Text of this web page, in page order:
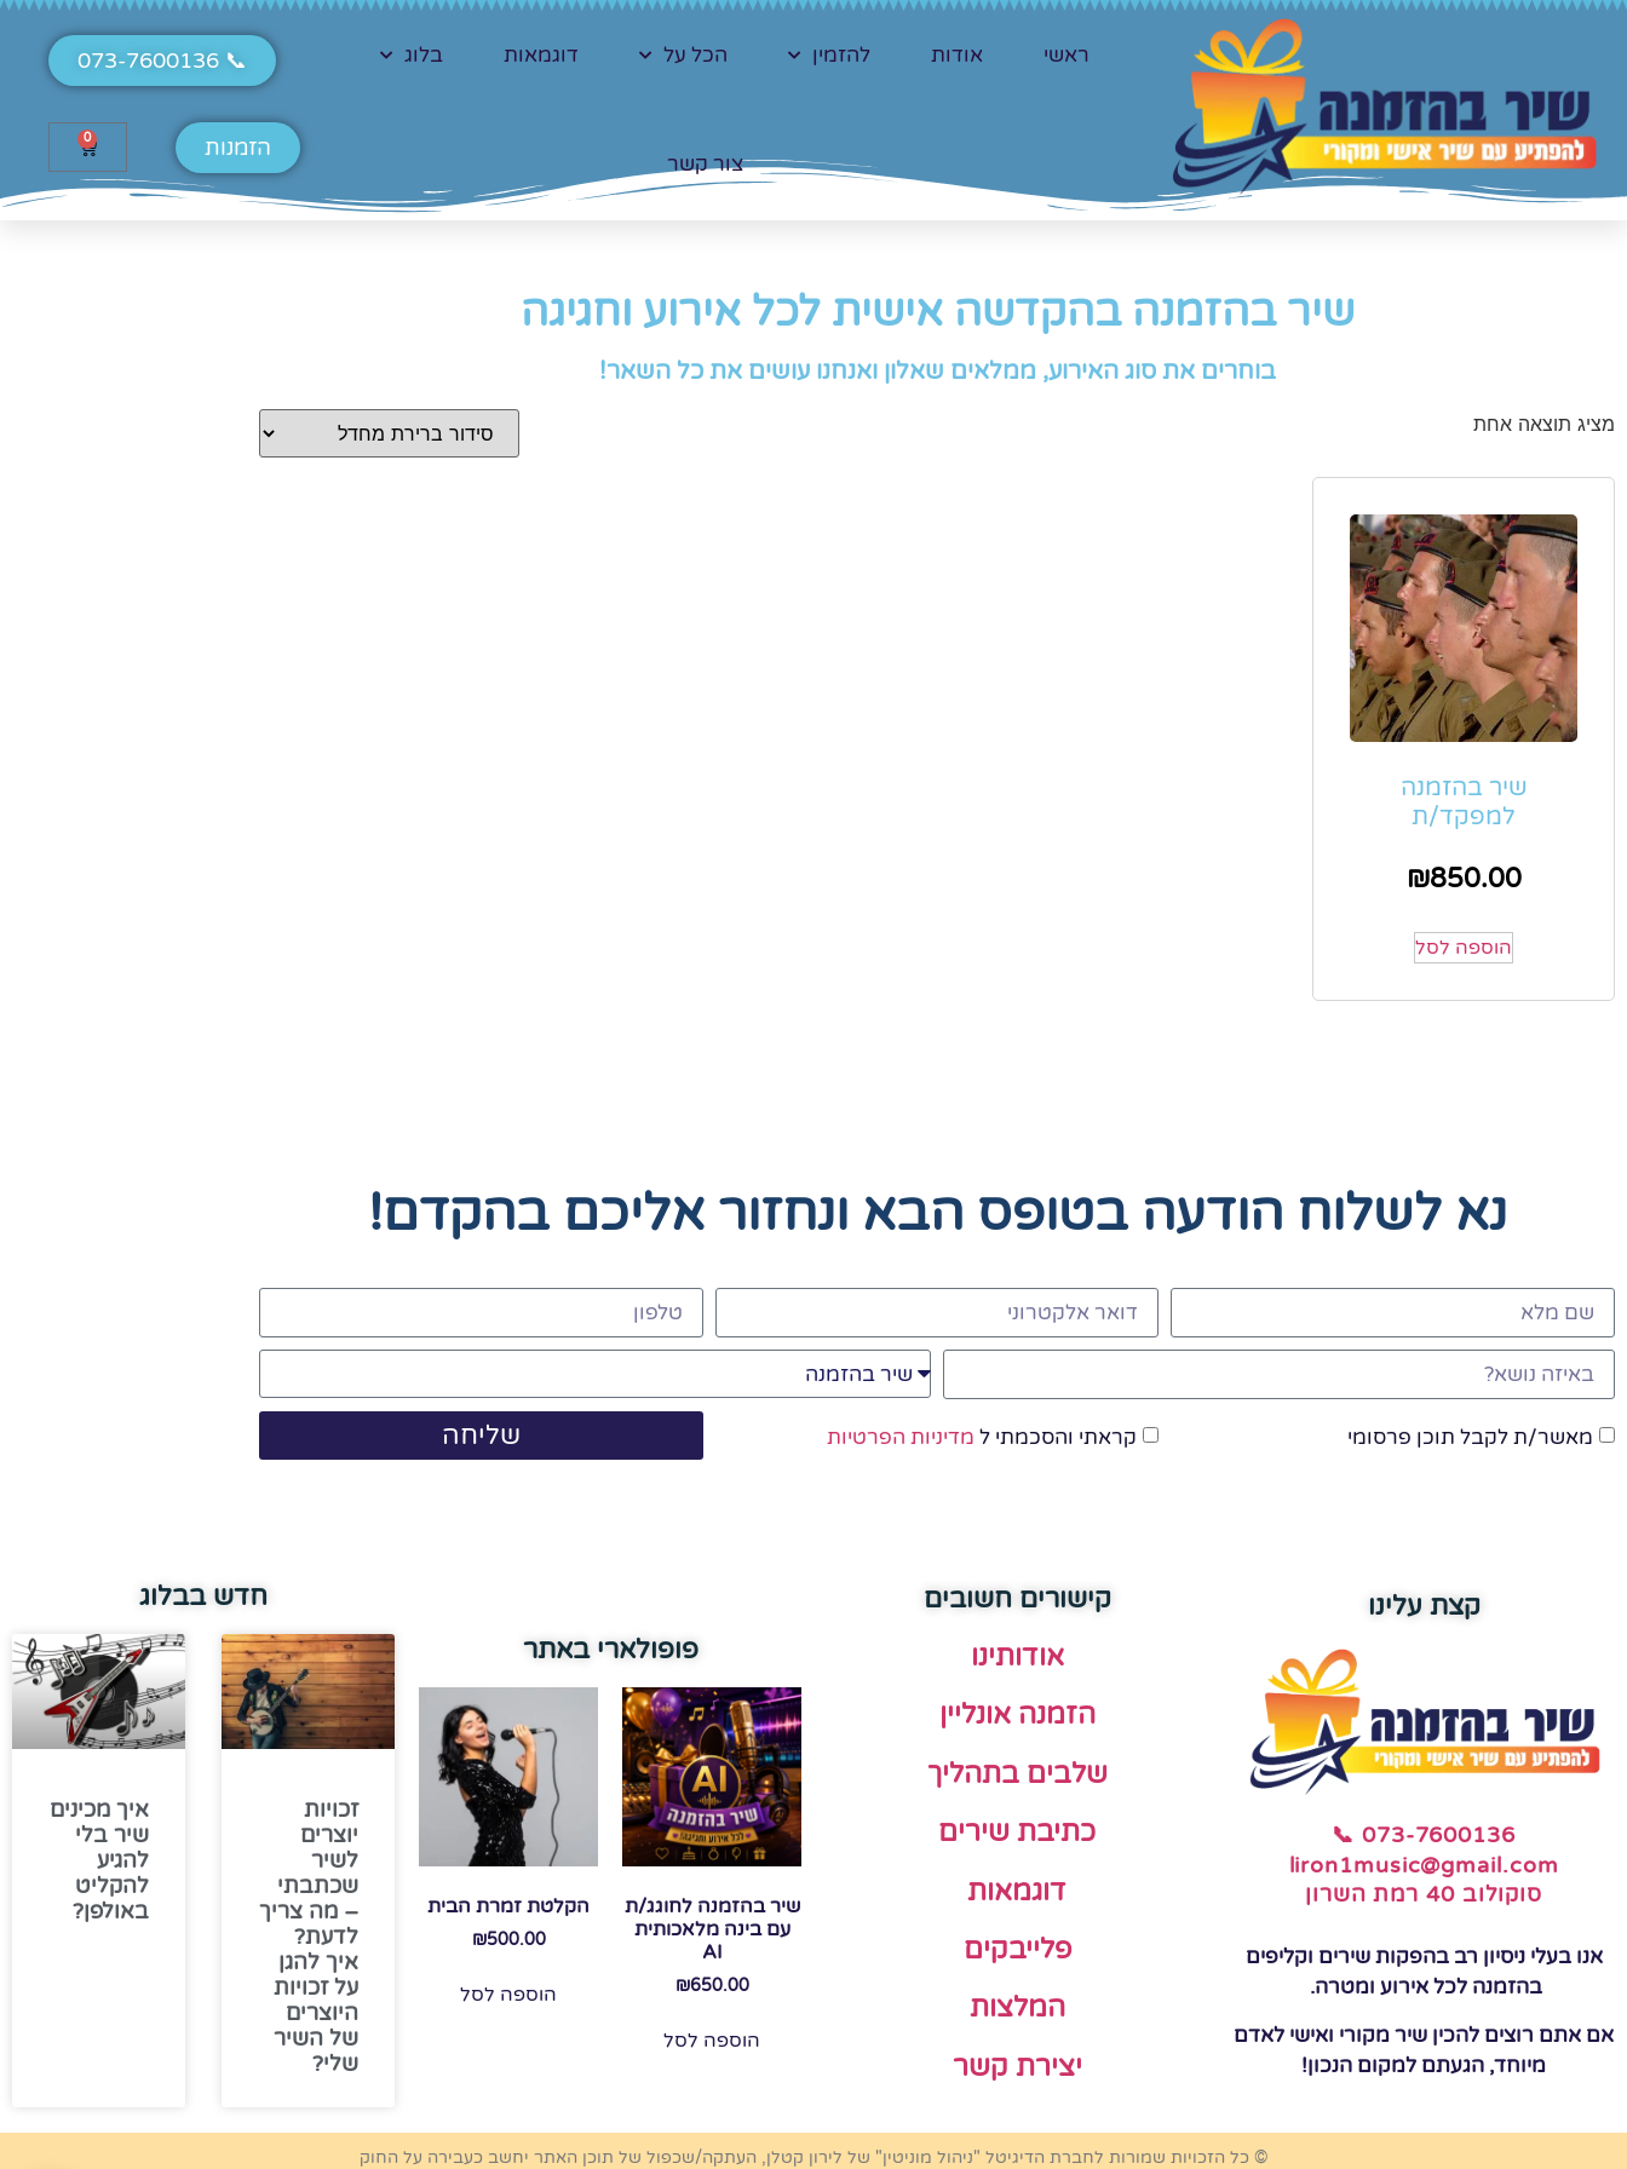
ראשי אודות להזמין הכל על דוגמאות בלוג
צור קשר
📞 073-7600136
הזמנות 0
שיר בהזמנה בהקדשה אישית לכל אירוע וחגיגה
בוחרים את סוג האירוע, ממלאים שאלון ואנחנו עושים את כל השאר!
מציג תוצאה אחת
שיר בהזמנה
למפקד/ת
₪850.00
הוספה לסל
נא לשלוח הודעה בטופס הבא ונחזור אליכם בהקדם!
מאשר/ת לקבל תוכן פרסומי קראתי והסכמתי ל מדיניות הפרטיות שליחה
קצת עלינו
📞 073-7600136
liron1music@gmail.com
סוקולוב 40 רמת השרון
אנו בעלי ניסיון רב בהפקות שירים וקליפים
בהזמנה לכל אירוע ומטרה.
אם אתם רוצים להכין שיר מקורי ואישי לאדם
מיוחד, הגעתם למקום הנכון!
קישורים חשובים
אודותינו
הזמנה אונליין
שלבים בתהליך
כתיבת שירים
דוגמאות
פלייבקים
המלצות
יצירת קשר
פופולארי באתר
שיר בהזמנה לחוגג/ת
עם בינה מלאכותית
AI
₪650.00
הוספה לסל
הקלטת זמרת הבית
₪500.00
הוספה לסל
חדש בבלוג
זכויות
יוצרים
לשיר
שכתבתי
– מה צריך
לדעת?
איך להגן
על זכויות
היוצרים
של השיר
שלי?
איך מכינים
שיר בלי
להגיע
להקליט
באולפן?
© כל הזכויות שמורות לחברת הדיגיטל "ניהול מוניטין" של לירון קטלן, העתקה/שכפול של תוכן האתר יחשב כעבירה על החוק